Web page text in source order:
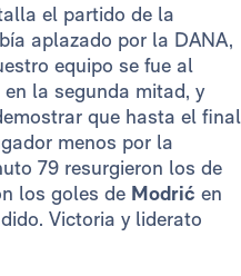
el partido de la
aplazado por la DANA,
equipo se fue al
la segunda mitad, y
que hasta el final
menos por la
79 resurgieron los de
los goles de Modrić en
Victoria y liderato